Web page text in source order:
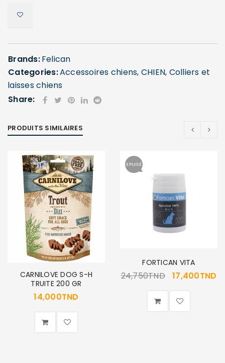
CONNECTER
ou e-mail
de passe*
Se souvenir de moi
Brands:Felican
Categories:Accessoires chiens, CHIEN, Colliers et
laisses chiens
Share:
PRODUITS SIMILAIRES
CARNILOVE DOG S-H
TRUITE 200 GR
14,000TND
EPUISÉ
FORTICAN VITA
24,750TND 17,400TND